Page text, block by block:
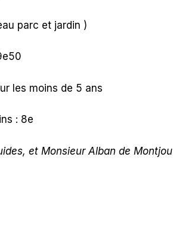
parc et jardin )
les moins de 5 ans
: 8e
et Monsieur Alban de Montjou